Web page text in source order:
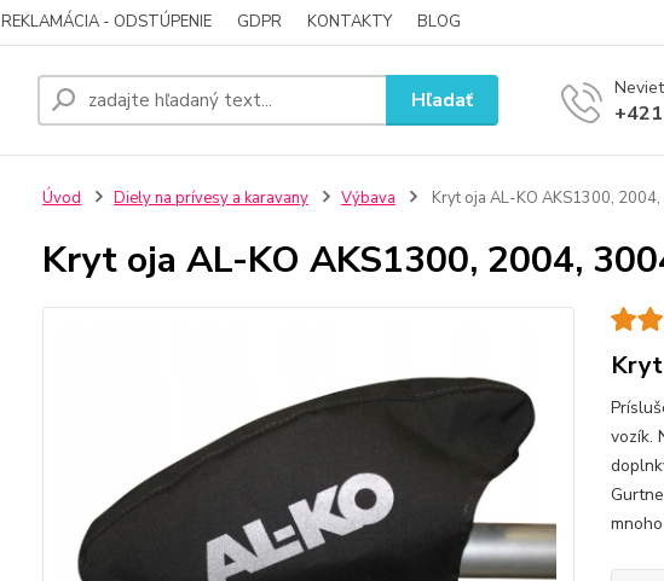
REKLAMÁCIA - ODSTÚPENIE GDPR KONTAKTY BLOG
Hľadať
Úvod Diely na prívesy a karavany Výbava Kryt oja AL-KO AKS1300,
Kryt oja AL-KO AKS1300, 2004,
vozík.